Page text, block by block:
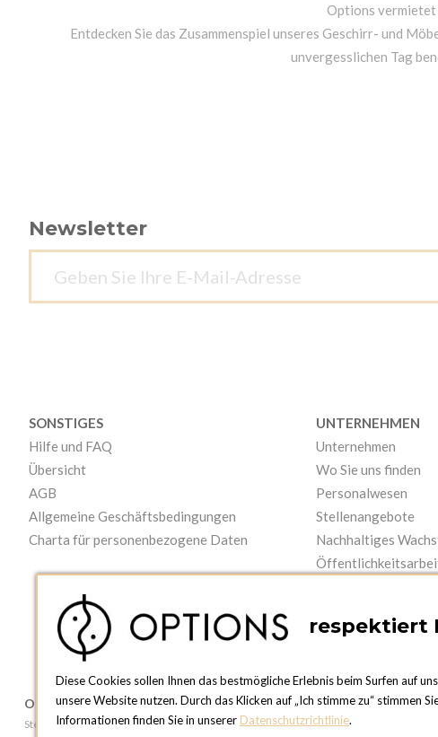
Options vermietet
Entdecken Sie das Zusammenspiel unseres Geschirr- und
unvergesslichen Tag
Newsletter
SONSTIGES
Hilfe und FAQ
Übersicht
AGB
Allgemeine Geschäftsbedingungen
Charta für personenbezogene Daten
UNTERNEHMEN
Unternehmen
Wo Sie uns finden
Personalwesen
Stellenangebote
Nachhaltiges
OPTIONS ZÜRICH
Steinackerstrasse 55,
OPTIONS GENF
81, Route du Bois-des-
respektiert
Diese Cookies sollen Ihnen das bestmögliche Erlebnis beim Surfen auf
unsere Website nutzen. Durch das Klicken auf „Ich stimme zu“ stimmen
Informationen finden Sie in unserer Datenschutzrichtlinie.